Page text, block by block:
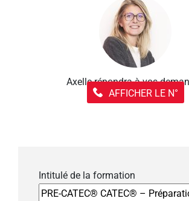
Axelle répondra à vos
AFFICHER LE N°
Intitulé de la formation